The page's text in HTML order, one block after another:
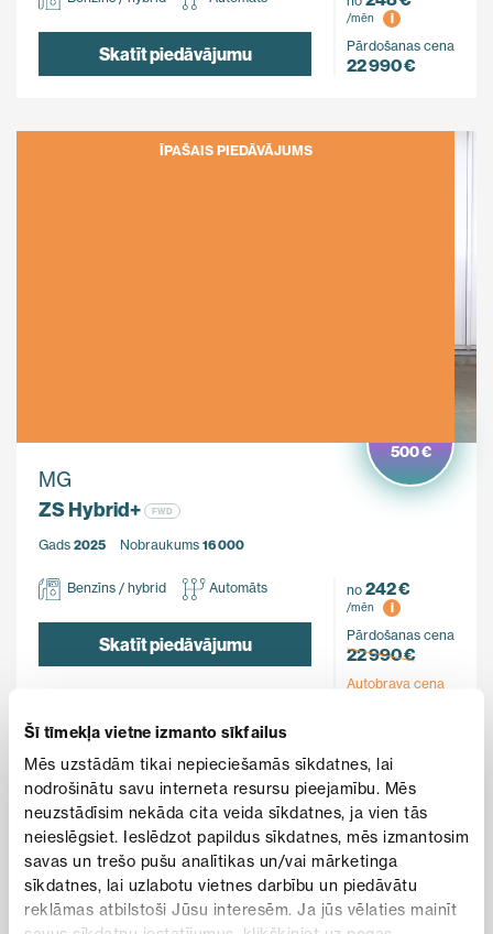
Šī tīmekļa vietne izmanto sīkfailus
Mēs uzstādām tikai nepieciešamās sīkdatnes, lai
nodrošinātu savu interneta resursu pieejamību. Mēs
neuzstādīsim nekāda cita veida sīkdatnes, ja vien tās
neieslēgsiet. Ieslēdzot papildus sīkdatnes, mēs izmantosim
savas un trešo pušu analītikas un/vai mārketinga
sīkdatnes, lai uzlabotu vietnes darbību un piedāvātu
reklāmas atbilstoši Jūsu interesēm. Ja jūs vēlaties mainīt
Skatīt piedāvājumu
/mēn
i
Pārdošanas cena
22 990 €
ĪPAŠAIS PIEDĀVĀJUMS
MG
ZS Hybrid+
FWD
Gads 2025 Nobraukums 16 000
500 €
Benzīns / hybrid Automāts
Skatīt piedāvājumu
no 242 €
/mēn
i
Pārdošanas cena
22 990 €
Autobrava cena
ĪPAŠAIS PIEDĀVĀJUMS